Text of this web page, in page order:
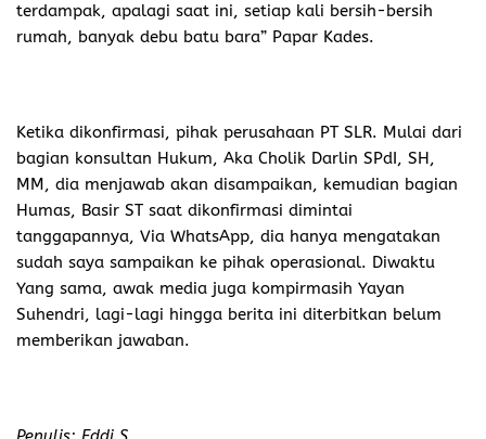
terdampak, apalagi saat ini, setiap kali bersih-bersih
rumah, banyak debu batu bara” Papar Kades.
Ketika dikonfirmasi, pihak perusahaan PT SLR. Mulai dari
bagian konsultan Hukum, Aka Cholik Darlin SPdI, SH,
MM, dia menjawab akan disampaikan, kemudian bagian
Humas, Basir ST saat dikonfirmasi dimintai
tanggapannya, Via WhatsApp, dia hanya mengatakan
sudah saya sampaikan ke pihak operasional. Diwaktu
Yang sama, awak media juga kompirmasih Yayan
Suhendri, lagi-lagi hingga berita ini diterbitkan belum
memberikan jawaban.